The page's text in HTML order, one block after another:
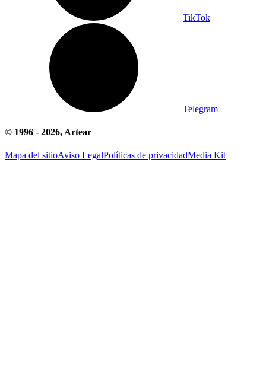
TikTok
Telegram
© 1996 - 2026, Artear
Mapa del sitioAviso LegalPolíticas de privacidadMedia Kit